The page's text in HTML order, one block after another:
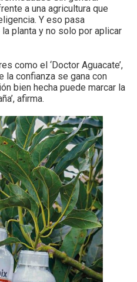
a una agricultura que
Y eso pasa
planta y no solo por aplicar
como el ‘Doctor Aguacate’,
la confianza se gana con
bien hecha puede marcar la
afirma.